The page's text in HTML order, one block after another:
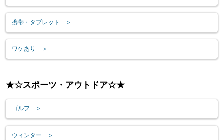
携帯・タブレット ＞
ワケあり ＞
★☆スポーツ・アウトドア☆★
ゴルフ ＞
ウィンター ＞